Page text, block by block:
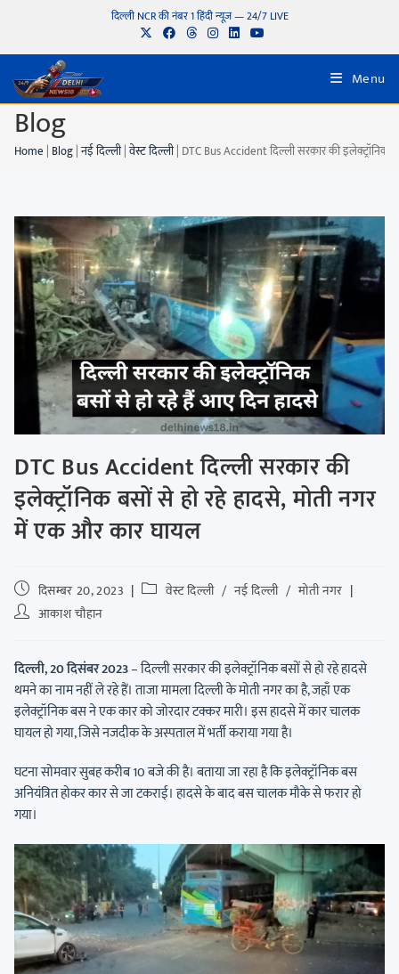
दिल्ली NCR की नंबर 1 हिंदी न्यूज़ — 24/7 LIVE
Menu
Blog
Home | Blog|नई दिल्ली|वेस्ट दिल्ली| DTC Bus Accident दिल्ली सरकार की
DTC Bus Accident दिल्ली सरकार की
इलेक्ट्रॉनिक बसों से हो रहे हादसे, मोती नगर
में एक और कार घायल
दिसम्बर 20, 2023 वेस्ट दिल्ली / नई दिल्ली / मोती नगर
आकाश चौहान
दिल्ली, 20 दिसंबर 2023– दिल्ली सरकार की इलेक्ट्रॉनिक बसों से हो रहे हादसे
थमने का नाम नहीं ले रहे हैं। ताजा मामला दिल्ली के मोती नगर का है, जहाँ एक
इलेक्ट्रॉनिक बस ने एक कार को जोरदार टक्कर मारी। इस हादसे में कार चालक
घायल हो गया, जिसे नजदीक के अस्पताल में भर्ती कराया गया है।
घटना सोमवार सुबह करीब 10 बजे की है। बताया जा रहा है कि इलेक्ट्रॉनिक बस
अनियंत्रित होकर कार से जा टकराई। हादसे के बाद बस चालक मौके से फरार हो
गया।